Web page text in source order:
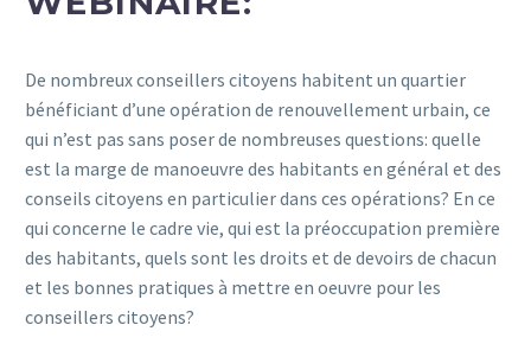
De nombreux conseillers citoyens habitent un quartier
bénéficiant d’une opération de renouvellement urbain, ce
qui n’est pas sans poser de nombreuses questions: quelle
est la marge de manoeuvre des habitants en général et des
conseils citoyens en particulier dans ces opérations? En ce
qui concerne le cadre vie, qui est la préoccupation première
des habitants, quels sont les droits et de devoirs de chacun
et les bonnes pratiques à mettre en oeuvre pour les
conseillers citoyens?